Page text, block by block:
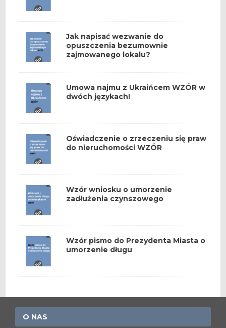
Jak napisać wezwanie do
opuszczenia bezumownie
zajmowanego lokalu?
Umowa najmu z Ukraińcem WZÓR w
dwóch językach!
Oświadczenie o zrzeczeniu się praw
do nieruchomości WZÓR
Wzór wniosku o umorzenie
zadłużenia czynszowego
Wzór pismo do Prezydenta Miasta o
umorzenie długu
O NAS